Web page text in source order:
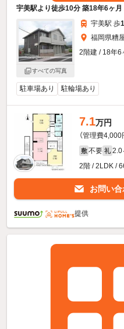
宇美駅より徒歩10分 築18年6ヶ
すべての写真
宇美駅 歩
福岡県糟
2階建 / 18年6
駐車場あり 駐輪場あり
7.1万円
（管理費4,000
敷 不要 礼 2.0
2階 / 2LDK /
お問い
提供